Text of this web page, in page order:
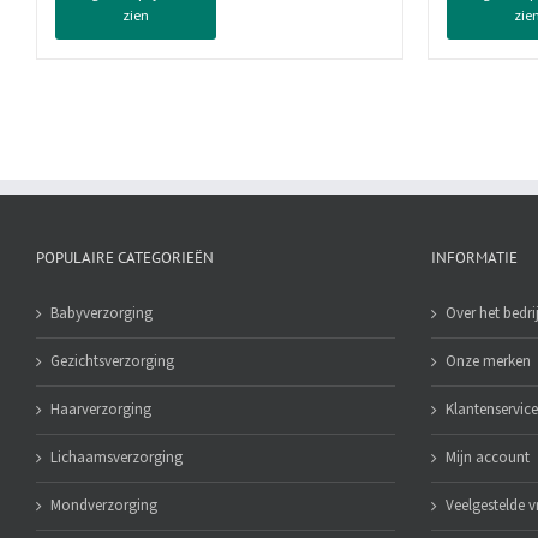
Fresh
Pear,
zien
Sport
zien
POPULAIRE CATEGORIEËN
Babyverzorging
Gezichtsverzorging
Haarverzorging
Lichaamsverzorging
Mondverzorging
INFORMATIE
Over het
Onze merken
Klantenservice
Mijn account
Veelgestelde